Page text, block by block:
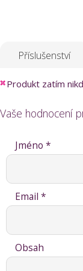
Příslušenství
Produkt zatím
Vaše hodnocení
Jméno *
Email *
Obsah